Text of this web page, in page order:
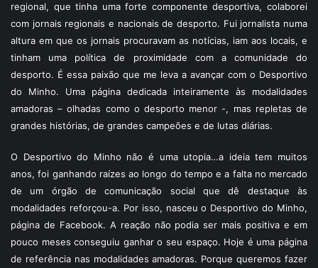
regional, que tinha uma forte componente desportiva, colaborei
com jornais regionais e nacionais de desporto. Fui jornalista numa
altura em que os jornais procuravam as notícias, iam aos locais, e
tinham uma política de proximidade com a comunidade do
desporto. É essa paixão que me leva a avançar com o Desportivo
do Minho. Uma página dedicada inteiramente às modalidades
amadoras – olhadas como o desporto menor -, mas repletas de
grandes histórias, de grandes campeões e de lutas diárias.
O Desportivo do Minho não é uma utopia…a ideia tem muitos
anos, foi ganhando raízes ao longo do tempo e a falta no mercado
de um órgão de comunicação social que dê destaque às
modalidades reforçou-a. Por isso, nasceu o Desportivo do Minho,
página de Facebook. A reação não podia ser mais positiva e em
pouco meses conseguiu ganhar o seu espaço. Hoje é uma página
de referência nas modalidades amadoras. Porque queremos fazer